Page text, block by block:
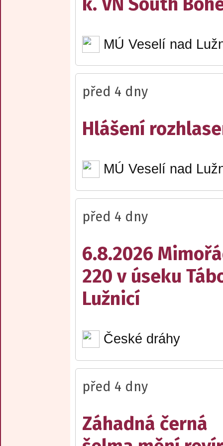
MÚ Veselí nad
před 4 dny
Hlášení
MÚ Veselí nad
před 4 dny
6.8.2026
220 v úseku
Lužnicí
České dráhy
před 4 dny
Záhadná černá